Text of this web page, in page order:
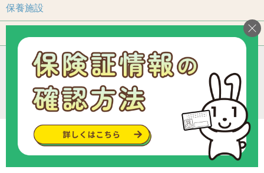
保養施設
アクセス
個人情報保護について
加入事業所一覧
リンク
組合カレンダー
お問い合わせ・ご意見
サイトマップ
ご利用いただくにあたって
Copyright © since 2013 トヨタ関連部品健康保険組合 .